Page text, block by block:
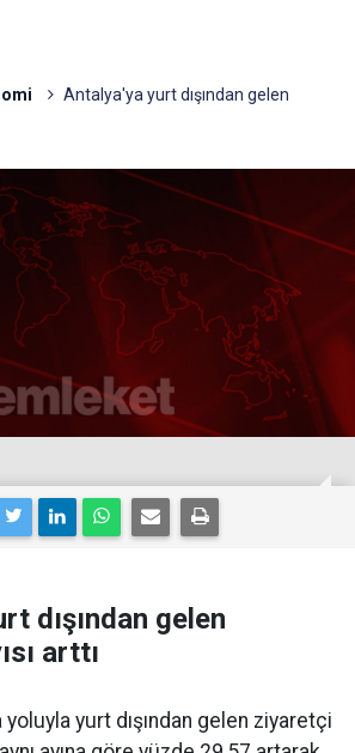
Antalya'ya yurt dışından gelen
dışından gelen
arttı
yoluyla yurt dışından gelen ziyaretçi